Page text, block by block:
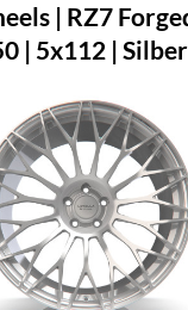
| RZ7
| 5x112 |